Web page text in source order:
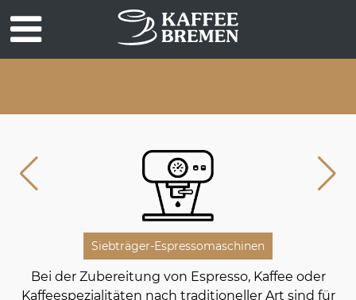
Siebträger-Espressomaschinen
Bei der Zubereitung von Espresso, Kaffee oder
Kaffeespezialitäten nach traditioneller Art sind für